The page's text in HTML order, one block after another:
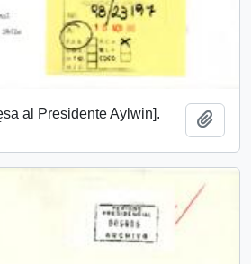
al Presidente Aylwin].